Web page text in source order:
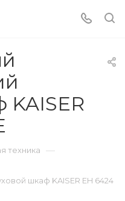
KAISER
техника —
шкаф KAISER EH 6424